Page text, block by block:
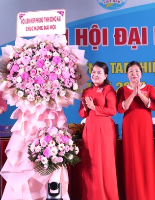
sĩ về trạm y
để người dân
vụ y tế kỹ thuật
Diễn
Quỳnh
bên cha